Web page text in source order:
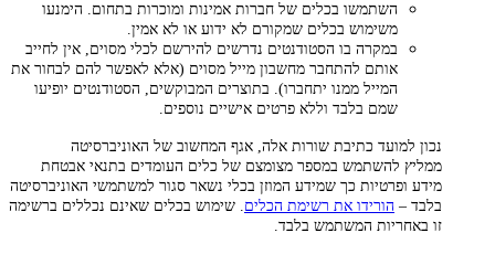
השתמשו בכלים של חברות אמינות ומוכרות בתחום. הימנעו
משימוש בכלים שמקורם לא ידוע או לא אמין.
במקרה בו הסטודנטים נדרשים להירשם לכלי מסוים, אין לחייב
אותם להתחבר מחשבון מייל מסוים (אלא לאפשר להם לבחור את
המייל ממנו יתחברו). בתוצרים המבוקשים, הסטודנטים יופיעו
שמם בלבד וללא פרטים אישיים נוספים.
נכון למועד כתיבת שורות אלה, אגף המחשוב של האוניברסיטה
ממליץ להשתמש במספר מצומצם של כלים העומדים בתנאי אבטחת
מידע ופרטיות כך שמידע המוזן בכלי נשאר סגור למשתמשי האוניברסיטה
בלבד – הורידו את רשימת הכלים. שימוש בכלים שאינם נכללים ברשימה
זו באחריות המשתמש בלבד.